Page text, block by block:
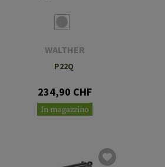
WALTHER
P22Q
234,90 CHF
In magazzino